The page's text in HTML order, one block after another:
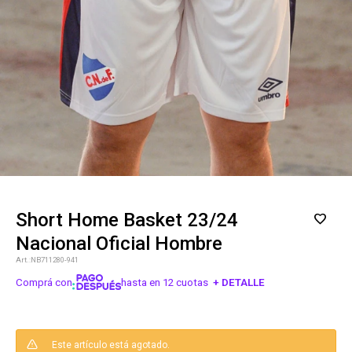
Short Home Basket 23/24
Nacional Oficial Hombre
NB711280-941
Comprá con hasta en 12 cuotas + DETALLE
Este artículo está agotado.